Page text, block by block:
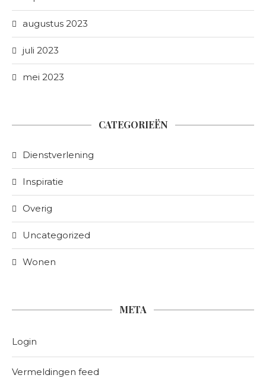
augustus 2023
juli 2023
mei 2023
CATEGORIEËN
Dienstverlening
Inspiratie
Overig
Uncategorized
Wonen
META
Login
Vermeldingen feed